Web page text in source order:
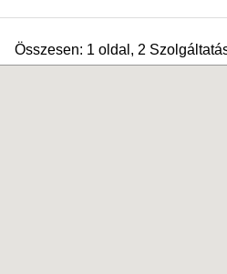
Összesen: 1 oldal, 2